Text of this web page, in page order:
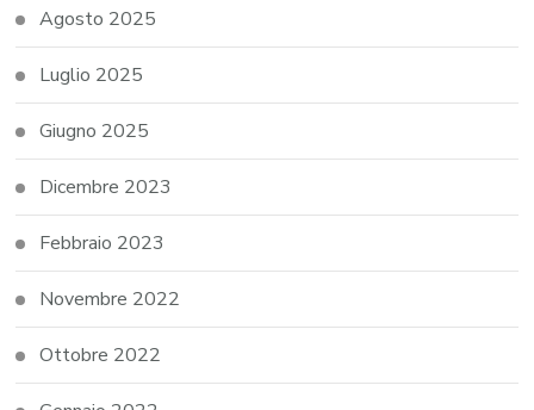
Agosto 2025
Luglio 2025
Giugno 2025
Dicembre 2023
Febbraio 2023
Novembre 2022
Ottobre 2022